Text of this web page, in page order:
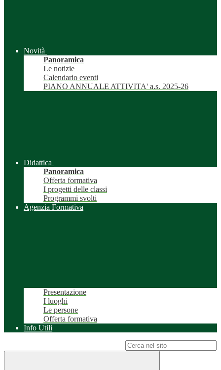
Novità
Panoramica
Le notizie
Calendario eventi
PIANO ANNUALE ATTIVITA' a.s. 2025-26
Didattica
Panoramica
Offerta formativa
I progetti delle classi
Programmi svolti
Agenzia Formativa
Presentazione
I luoghi
Le persone
Offerta formativa
Info Utili